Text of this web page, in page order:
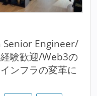
Senior Engineer/
験歓迎/Web3の
ンフラの変革に